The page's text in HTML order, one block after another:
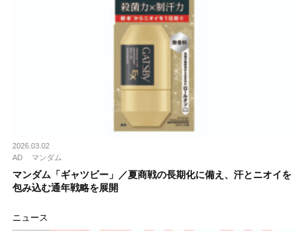
2026.03.02
AD
マンダム
マンダム「ギャツビー」／夏商戦の長期化に備え、汗とニオイを
包み込む通年戦略を展開
ニュース